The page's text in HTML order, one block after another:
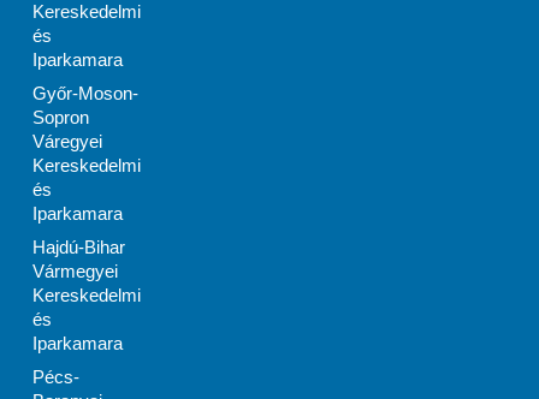
Kereskedelmi
és
Iparkamara
Győr-Moson-
Sopron
Váregyei
Kereskedelmi
és
Iparkamara
Hajdú-Bihar
Vármegyei
Kereskedelmi
és
Iparkamara
Pécs-